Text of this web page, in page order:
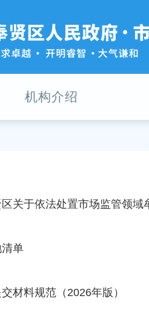
机构介绍
关于依法处置市场监管领
单
材料规范（2026年版）